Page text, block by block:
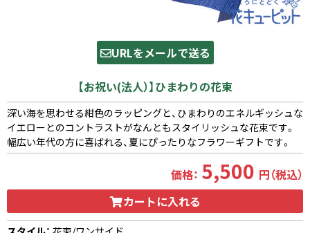
URLをメールで送る
【お祝い(法人）】ひまわりの花束
深い海を思わせる紺色のラッピングと、ひまわりのエネルギッシュな
イエローとのコントラストがなんともスタイリッシュな花束です。
幅広い年代の方に喜ばれる、夏にぴったりなフラワーギフトです。
価格： 5,500 円（税込）
カートに入れる